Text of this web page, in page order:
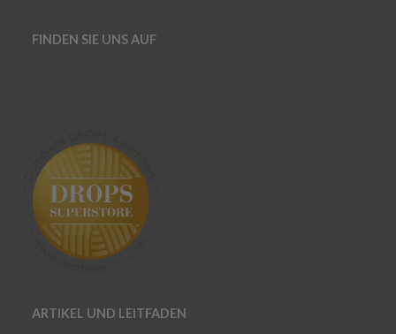
FINDEN SIE UNS AUF
ARTIKEL UND LEITFADEN